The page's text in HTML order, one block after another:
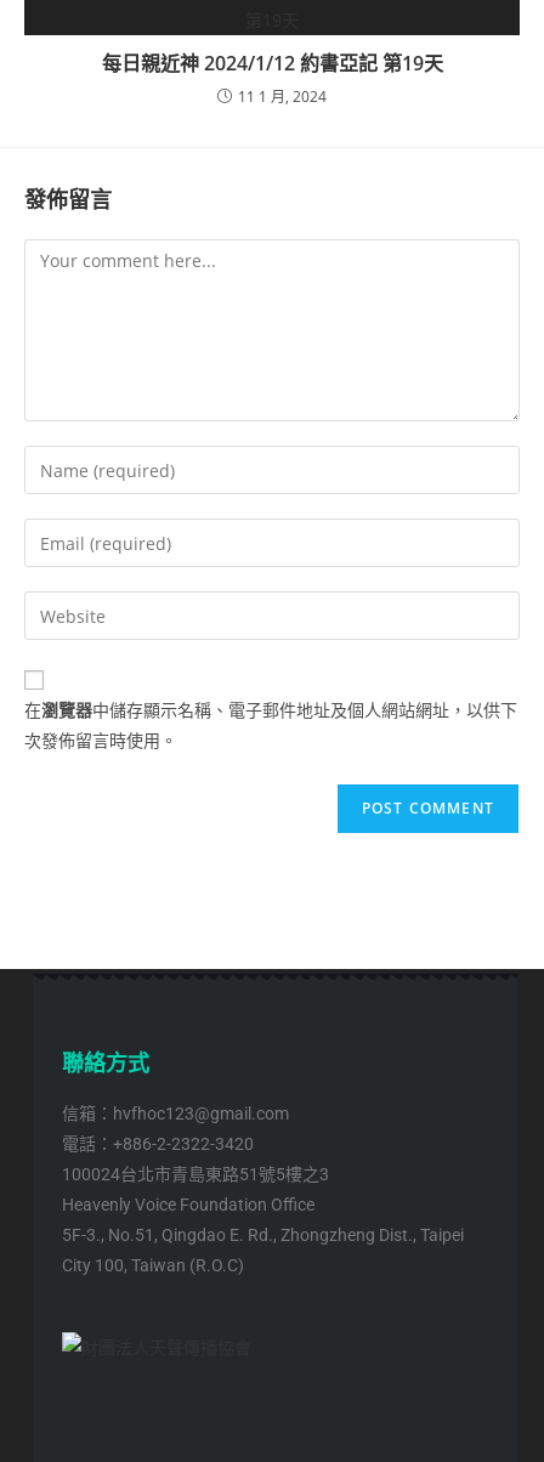
每日親近神 2024/1/12 約書亞記 第19天
11 1 月, 2024
發佈留言
在瀏覽器中儲存顯示名稱、電子郵件地址及個人網站網址，以供下
次發佈留言時使用。
聯絡方式
信箱：hvfhoc123@gmail.com
電話：+886-2-2322-3420
100024台北市青島東路51號5樓之3
Heavenly Voice Foundation Office
5F-3., No.51, Qingdao E. Rd., Zhongzheng Dist., Taipei
City 100, Taiwan (R.O.C)